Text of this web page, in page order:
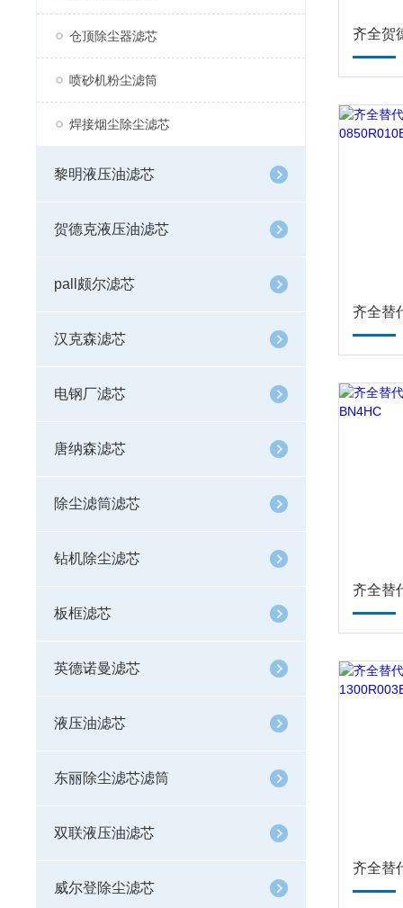
仓顶除尘器滤芯
喷砂机粉尘滤筒
焊接烟尘除尘滤芯
黎明液压油滤芯
贺德克液压油滤芯
pall颇尔滤芯
汉克森滤芯
电钢厂滤芯
唐纳森滤芯
除尘滤筒滤芯
钻机除尘滤芯
板框滤芯
英德诺曼滤芯
液压油滤芯
东丽除尘滤芯滤筒
双联液压油滤芯
威尔登除尘滤芯